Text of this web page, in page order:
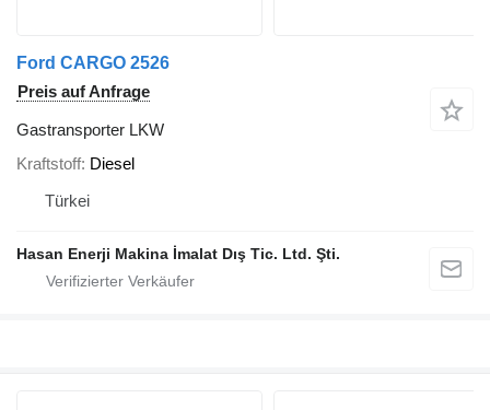
Ford CARGO 2526
Preis auf Anfrage
Gastransporter LKW
Kraftstoff Diesel
Türkei
Hasan Enerji Makina İmalat Dış Tic. Ltd. Şti.